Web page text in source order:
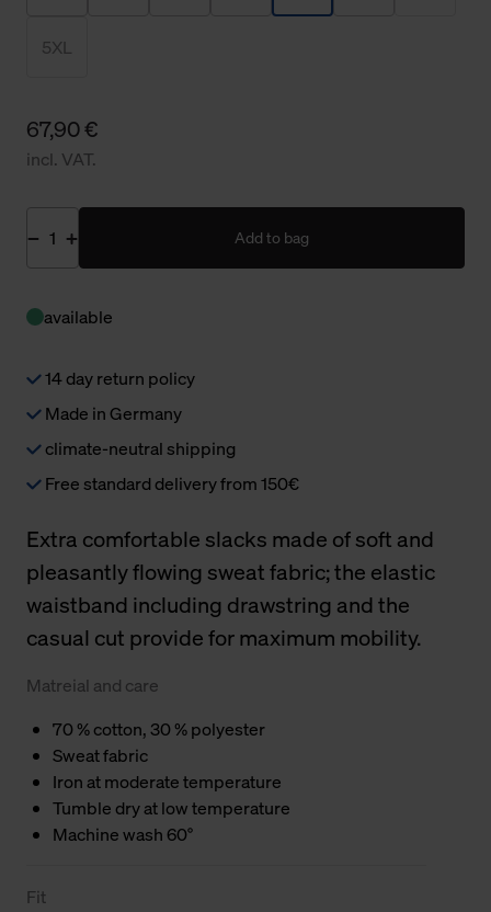
5XL
67,90 €
incl. VAT.
Add to bag
available
14 day return policy
Made in Germany
climate-neutral shipping
Free standard delivery from 150€
Extra comfortable slacks made of soft and
pleasantly flowing sweat fabric; the elastic
waistband including drawstring and the
casual cut provide for maximum mobility.
Matreial and care
70 % cotton, 30 % polyester
Sweat fabric
Iron at moderate temperature
Tumble dry at low temperature
Machine wash 60°
Fit